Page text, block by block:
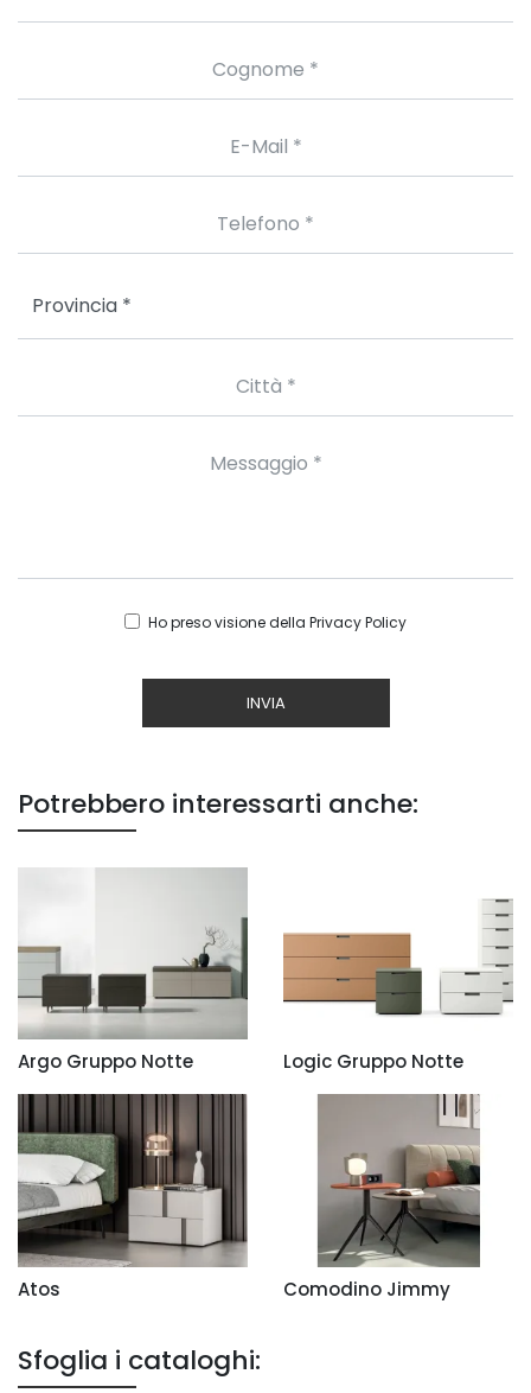
Ho preso visione della Privacy Policy
INVIA
Potrebbero interessarti anche:
Argo Gruppo Notte Logic Gruppo Notte
Atos Comodino Jimmy
Sfoglia i cataloghi: